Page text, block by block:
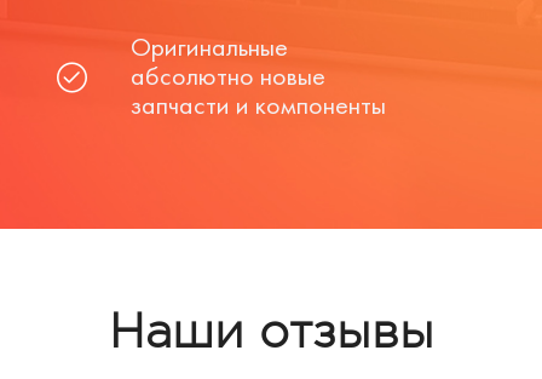
Оригинальные
абсолютно новые
запчасти и компоненты
Наши отзывы